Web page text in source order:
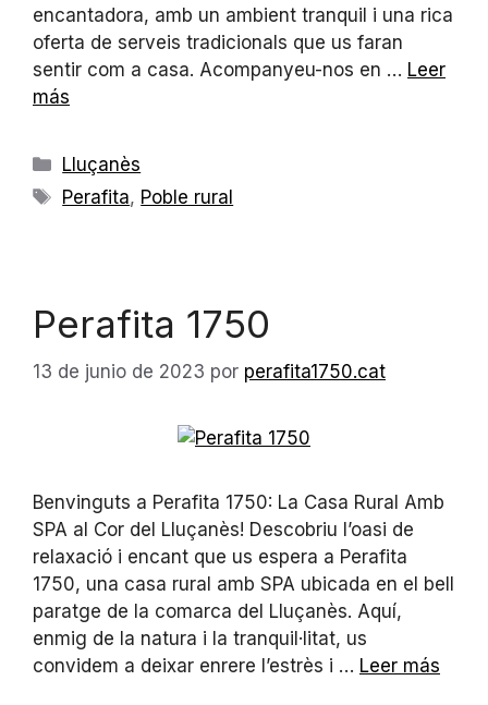
encantadora, amb un ambient tranquil i una rica
oferta de serveis tradicionals que us faran
sentir com a casa. Acompanyeu-nos en … Leer
más
Lluçanès
Perafita, Poble rural
Perafita 1750
13 de junio de 2023 por perafita1750.cat
Benvinguts a Perafita 1750: La Casa Rural Amb
SPA al Cor del Lluçanès! Descobriu l’oasi de
relaxació i encant que us espera a Perafita
1750, una casa rural amb SPA ubicada en el bell
paratge de la comarca del Lluçanès. Aquí,
enmig de la natura i la tranquil·litat, us
convidem a deixar enrere l’estrès i … Leer más